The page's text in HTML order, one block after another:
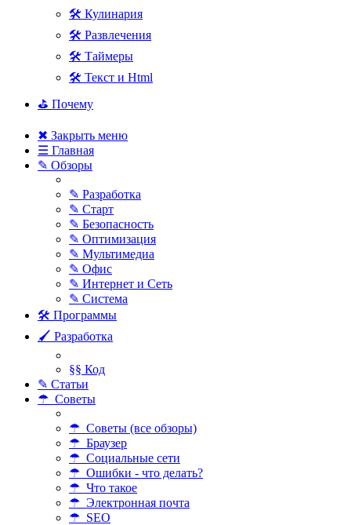
🛠 Кулинария
🛠 Развлечения
🛠 Таймеры
🛠 Текст и Html
⛳ Почему
✖ Закрыть меню
☰ Главная
✎ Обзоры
✎ Разработка
✎ Старт
✎ Безопасность
✎ Оптимизация
✎ Мультимедиа
✎ Офис
✎ Интернет и Сеть
✎ Система
🛠 Программы
🖌 Разработка
§§ Код
✎ Статьи
☂ Советы
☂ Советы (все обзоры)
☂ Браузер
☂ Социальные сети
☂ Ошибки - что делать?
☂ Что такое
☂ Электронная почта
☂ SEO